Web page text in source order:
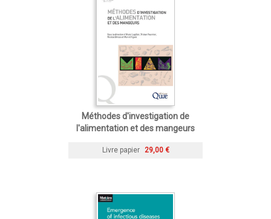
Méthodes d'investigation de
l'alimentation et des mangeurs
Livre papier 29,00 €